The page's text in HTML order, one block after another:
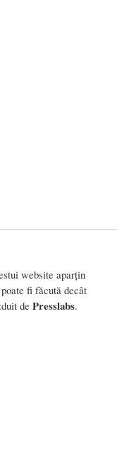
website aparțin
fi făcută decât
de Presslabs.